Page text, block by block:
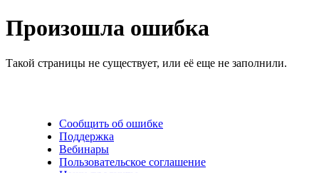
Произошла ошибка
Такой страницы не существует, или её еще не заполнили.
Сообщить об ошибке
Поддержка
Вебинары
Пользовательское соглашение